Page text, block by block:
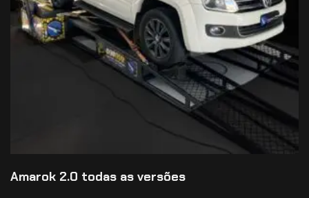
Amarok 2.0 todas as versões